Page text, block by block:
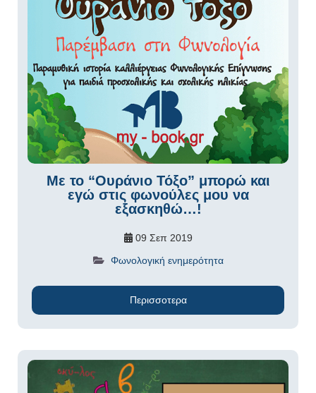
Με το “Ουράνιο Τόξο” μπορώ και
εγώ στις φωνούλες μου να
εξασκηθώ…!
09 Σεπ 2019
Φωνολογική ενημερότητα
Περισσοτερα